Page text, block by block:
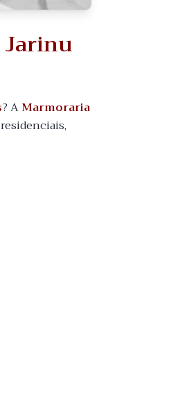
Jarinu
? AMarmoraria